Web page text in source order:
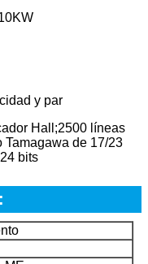
y par
Hall;2500 líneas
de 17/23
bits